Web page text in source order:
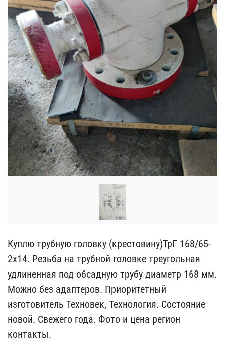
Куплю трубную головку (к​рестовину)ТрГ 168/65-
2х1​4. Резьба на трубной гол​овке треугольная
удлинен​ная под обсадную трубу д​иаметр 168 мм.
Можно без​ адаптеров. Приоритетный​
изготовитель Техновек, ​Технология. Состояние
но​вой. Свежего года. Фото ​и цена регион
контакты.